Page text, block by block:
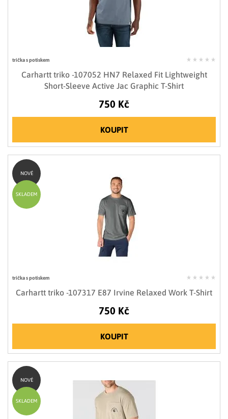
trička s potiskem
Carhartt triko -107052 HN7 Relaxed Fit Lightweight
Short-Sleeve Active Jac Graphic T-Shirt
750 Kč
KOUPIT
trička s potiskem
Carhartt triko -107317 E87 Irvine Relaxed Work T-Shirt
750 Kč
KOUPIT
NOVÉ
SKLADEM
NOVÉ
SKLADEM